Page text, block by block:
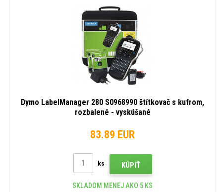
Dymo LabelManager 280 S0968990 štítkovač s kufrom,
rozbalené - vyskúšané
83.89 EUR
ks KÚPIŤ
SKLADOM MENEJ AKO 5 KS